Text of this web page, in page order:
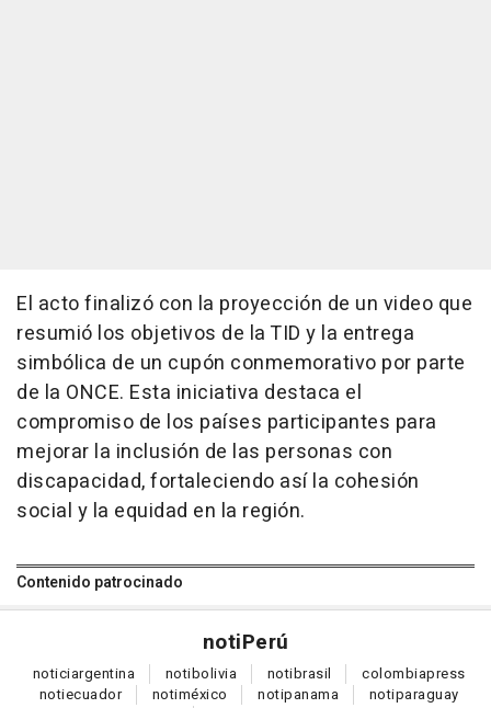
El acto finalizó con la proyección de un video que
resumió los objetivos de la TID y la entrega
simbólica de un cupón conmemorativo por parte
de la ONCE. Esta iniciativa destaca el
compromiso de los países participantes para
mejorar la inclusión de las personas con
discapacidad, fortaleciendo así la cohesión
social y la equidad en la región.
Contenido patrocinado
notiPerú
noticiargentina notibolivia notibrasil colombiapress
notiecuador notiméxico notipanama notiparaguay